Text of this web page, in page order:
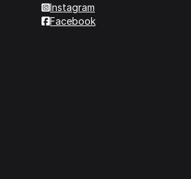
Instagram
Facebook